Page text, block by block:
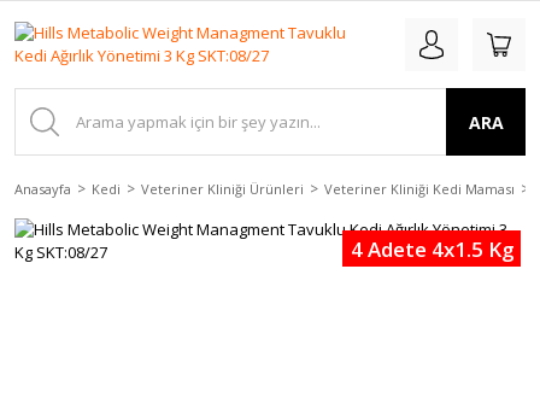
ARA
Anasayfa Kedi Veteriner Kliniği Ürünleri Veteriner Kliniği Kedi Maması
4 Adete 4x1.5 Kg